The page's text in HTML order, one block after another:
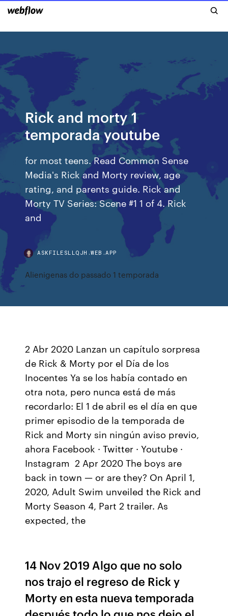
Rick and morty 1
temporada youtube
for most teens. Read Common Sense
Media's Rick and Morty review, age
rating, and parents guide. Rick and
Morty TV Series: Scene #1 1 of 4. Rick
and
ASKFILESLLQJH.WEB.APP
Alienigenas do passado 1 temporada
2 Abr 2020 Lanzan un capítulo sorpresa
de Rick & Morty por el Día de los
Inocentes Ya se los había contado en
otra nota, pero nunca está de más
recordarlo: El 1 de abril es el día en que
primer episodio de la temporada de
Rick and Morty sin ningún aviso previo,
ahora Facebook · Twitter · Youtube ·
Instagram 2 Apr 2020 The boys are
back in town — or are they? On April 1,
2020, Adult Swim unveiled the Rick and
Morty Season 4, Part 2 trailer. As
expected, the
14 Nov 2019 Algo que no solo
nos trajo el regreso de Rick y
Morty en esta nueva temporada